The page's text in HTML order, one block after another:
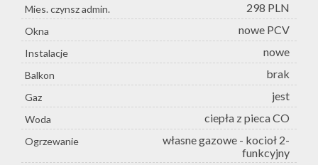
Mies. czynsz admin. 298 PLN
Okna nowe PCV
Instalacje nowe
Balkon brak
Gaz jest
Woda ciepła z pieca CO
Ogrzewanie
własne gazowe - kocioł 2-
funkcyjny